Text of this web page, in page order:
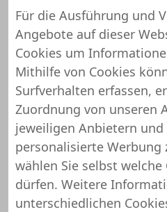
adview-
nicht überprüft
Über diesen Shop oder
keine detaillierten
bedeutet, dass adview-
Für die Ausführung und
Angebote auf dieser
Cookies um
Mithilfe von Cookies
Surfverhalten erfassen,
Zuordnung von unseren
jeweiligen Anbietern
personalisierte
wählen Sie selbst
dürfen. Weitere
unterschiedlichen